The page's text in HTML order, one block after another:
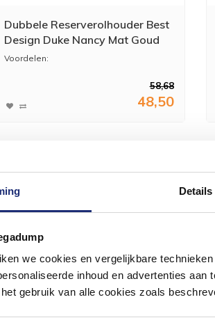
Details
we cookies en vergelijkbare
inhoud en advertenties
gebruik van alle cookies zoals
Dubbele Reserverolhouder Best
Design Duke Nancy Mat Goud
Voordelen:
* Altijd een extra rol toiletpapier binnen
h...
58,68
48,50